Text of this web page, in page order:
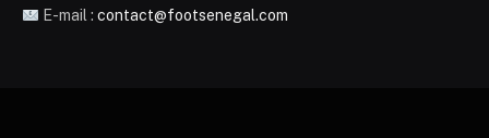
E-mail : contact@footsenegal.com